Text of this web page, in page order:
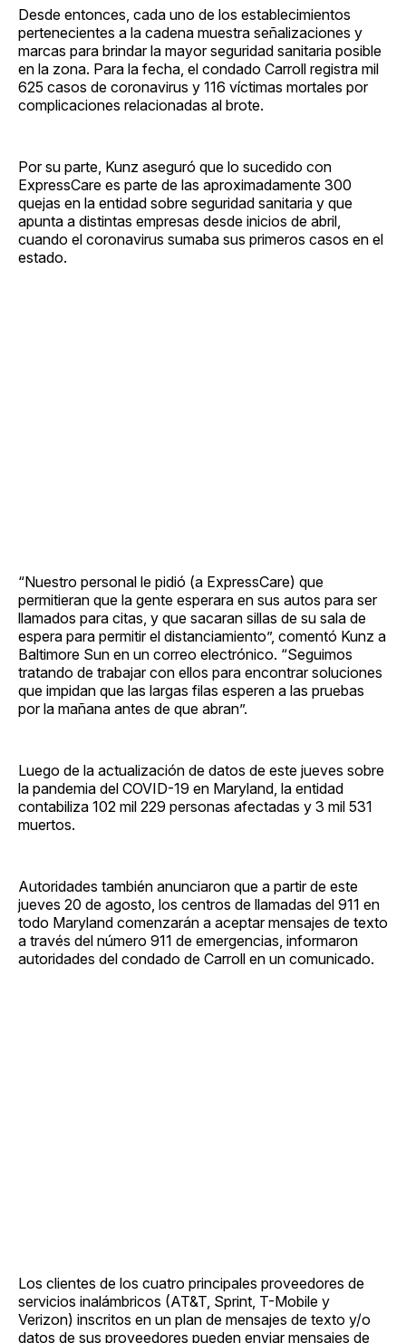
Desde entonces, cada uno de los establecimientos
pertenecientes a la cadena muestra señalizaciones y
marcas para brindar la mayor seguridad sanitaria posible
en la zona. Para la fecha, el condado Carroll registra mil
625 casos de coronavirus y 116 víctimas mortales por
complicaciones relacionadas al brote.
Por su parte, Kunz aseguró que lo sucedido con
ExpressCare es parte de las aproximadamente 300
quejas en la entidad sobre seguridad sanitaria y que
apunta a distintas empresas desde inicios de abril,
cuando el coronavirus sumaba sus primeros casos en el
estado.
“Nuestro personal le pidió (a ExpressCare) que
permitieran que la gente esperara en sus autos para ser
llamados para citas, y que sacaran sillas de su sala de
espera para permitir el distanciamiento”, comentó Kunz a
Baltimore Sun en un correo electrónico. “Seguimos
tratando de trabajar con ellos para encontrar soluciones
que impidan que las largas filas esperen a las pruebas
por la mañana antes de que abran”.
Luego de la actualización de datos de este jueves sobre
la pandemia del COVID-19 en Maryland, la entidad
contabiliza 102 mil 229 personas afectadas y 3 mil 531
muertos.
Autoridades también anunciaron que a partir de este
jueves 20 de agosto, los centros de llamadas del 911 en
todo Maryland comenzarán a aceptar mensajes de texto
a través del número 911 de emergencias, informaron
autoridades del condado de Carroll en un comunicado.
Los clientes de los cuatro principales proveedores de
servicios inalámbricos (AT&T, Sprint, T-Mobile y
Verizon) inscritos en un plan de mensajes de texto y/o
datos de sus proveedores pueden enviar mensajes de